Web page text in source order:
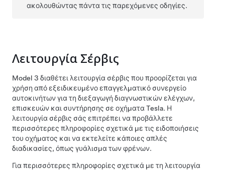
ακολουθώντας πάντα τις παρεχόμενες οδηγίες.
Λειτουργία Σέρβις
Model 3 διαθέτει λειτουργία σέρβις που προορίζεται για
χρήση από εξειδικευμένο επαγγελματικό συνεργείο
αυτοκινήτων για τη διεξαγωγή διαγνωστικών ελέγχων,
επισκευών και συντήρησης σε οχήματα Tesla. Η
λειτουργία σέρβις σάς επιτρέπει να προβάλλετε
περισσότερες πληροφορίες σχετικά με τις ειδοποιήσεις
του οχήματος και να εκτελείτε κάποιες απλές
διαδικασίες, όπως γυάλισμα των φρένων.
Για περισσότερες πληροφορίες σχετικά με τη λειτουργία